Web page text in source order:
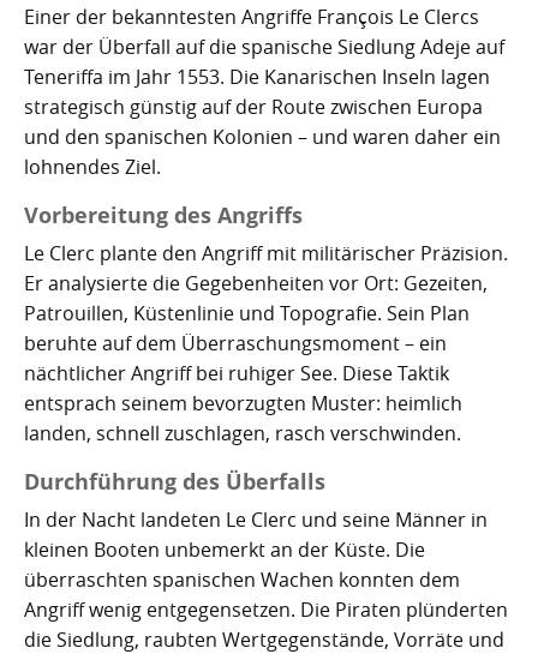
Einer der bekanntesten Angriffe François Le Clercs
war der Überfall auf die spanische Siedlung Adeje auf
Teneriffa im Jahr 1553. Die Kanarischen Inseln lagen
strategisch günstig auf der Route zwischen Europa
und den spanischen Kolonien – und waren daher ein
lohnendes Ziel.
Vorbereitung des Angriffs
Le Clerc plante den Angriff mit militärischer Präzision.
Er analysierte die Gegebenheiten vor Ort: Gezeiten,
Patrouillen, Küstenlinie und Topografie. Sein Plan
beruhte auf dem Überraschungsmoment – ein
nächtlicher Angriff bei ruhiger See. Diese Taktik
entsprach seinem bevorzugten Muster: heimlich
landen, schnell zuschlagen, rasch verschwinden.
Durchführung des Überfalls
In der Nacht landeten Le Clerc und seine Männer in
kleinen Booten unbemerkt an der Küste. Die
überraschten spanischen Wachen konnten dem
Angriff wenig entgegensetzen. Die Piraten plünderten
die Siedlung, raubten Wertgegenstände, Vorräte und